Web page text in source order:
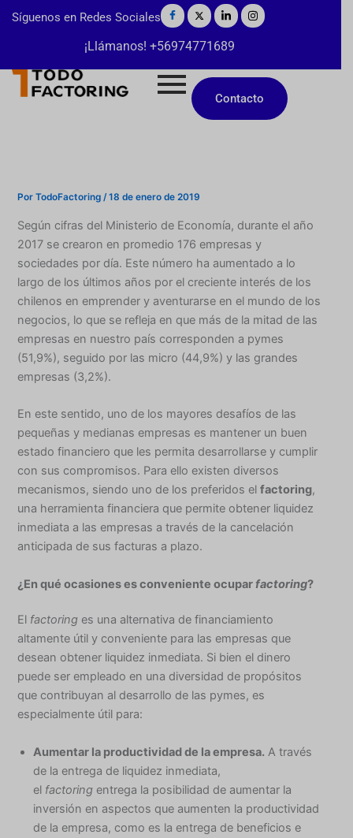
Síguenos en Redes Sociales
¡Llámanos! +56974771689
Contacto
PorTodoFactoring/18 de enero de 2019
Según cifras del Ministerio de Economía, durante el año
2017 se crearon en promedio 176 empresas y
sociedades por día. Este número ha aumentado a lo
largo de los últimos años por el creciente interés de los
chilenos en emprender y aventurarse en el mundo de los
negocios, lo que se refleja en que más de la mitad de las
empresas en nuestro país corresponden a pymes
(51,9%), seguido por las micro (44,9%) y las grandes
empresas (3,2%).
En este sentido, uno de los mayores desafíos de las
pequeñas y medianas empresas es mantener un buen
estado financiero que les permita desarrollarse y cumplir
con sus compromisos. Para ello existen diversos
mecanismos, siendo uno de los preferidos elfactoring,
una herramienta financiera que permite obtener liquidez
inmediata a las empresas a través de la cancelación
anticipada de sus facturas a plazo.
¿En qué ocasiones es conveniente ocupar factoring?
El factoring es una alternativa de financiamiento
altamente útil y conveniente para las empresas que
desean obtener liquidez inmediata. Si bien el dinero
puede ser empleado en una diversidad de propósitos
que contribuyan al desarrollo de las pymes, es
especialmente útil para:
Aumentar la productividad de la empresa. A través
de la entrega de liquidez inmediata,
el factoring entrega la posibilidad de aumentar la
inversión en aspectos que aumenten la productividad
de la empresa, como es la entrega de beneficios e